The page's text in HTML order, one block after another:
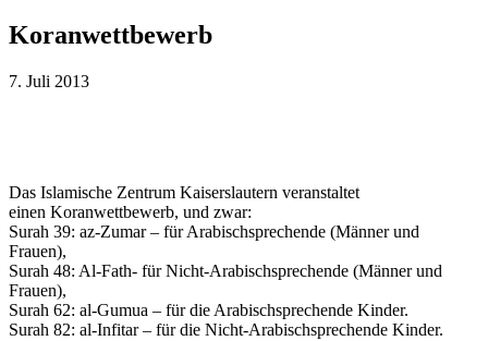
Koranwettbewerb
7. Juli 2013
Das Islamische Zentrum Kaiserslautern veranstaltet
einen Koranwettbewerb, und zwar:
Surah 39: az-Zumar – für Arabischsprechende (Männer und
Frauen),
Surah 48: Al-Fath- für Nicht-Arabischsprechende (Männer und
Frauen),
Surah 62: al-Gumua – für die Arabischsprechende Kinder.
Surah 82: al-Infitar – für die Nicht-Arabischsprechende Kinder.